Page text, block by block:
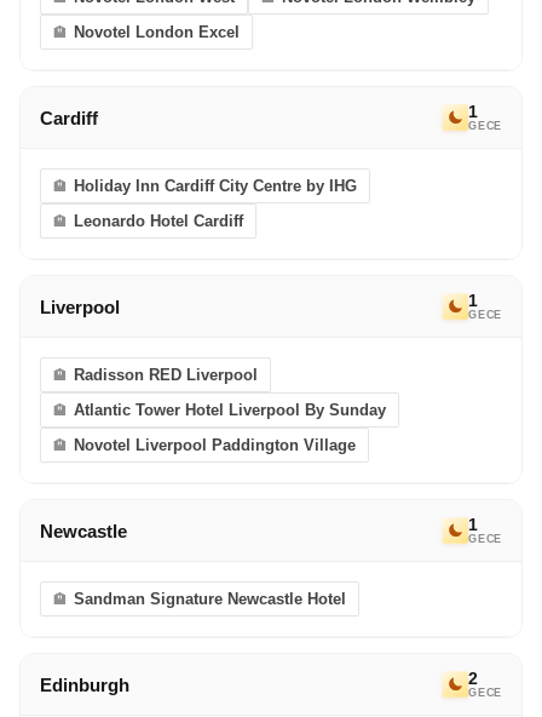
eriyor. Bir sonraki Avrupa Rüyası’nda görüşmek
dileğiyle!
Novotel London Excel
Cardiff 1
GECE
Holiday Inn Cardiff City Centre by IHG
Leonardo Hotel Cardiff
Liverpool 1
GECE
Radisson RED Liverpool
Atlantic Tower Hotel Liverpool By Sunday
Novotel Liverpool Paddington Village
Newcastle 1
GECE
Sandman Signature Newcastle Hotel
Edinburgh 2
GECE